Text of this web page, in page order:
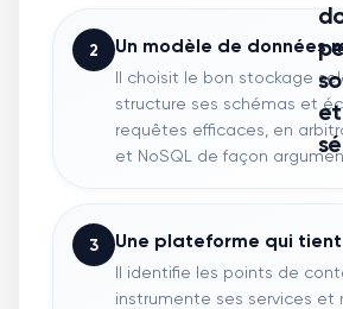
2 Un modèle de données
Il choisit le bon stockage
structure ses schémas et
requêtes efficaces, en
et NoSQL de façon
3 Une plateforme qui
Il identifie les points de
instrumente ses services et